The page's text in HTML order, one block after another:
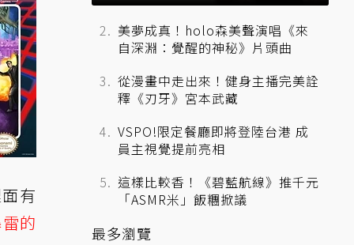
有
的
美夢成真！holo森美聲演唱《來
自深淵：覺醒的神秘》片頭曲
從漫畫中走出來！健身主播完美詮
釋《刃牙》宮本武藏
VSPO!限定餐廳即將登陸台港 成
員主視覺提前亮相
這樣比較香！《碧藍航線》推千元
「ASMR米」飯糰掀議
最多瀏覽